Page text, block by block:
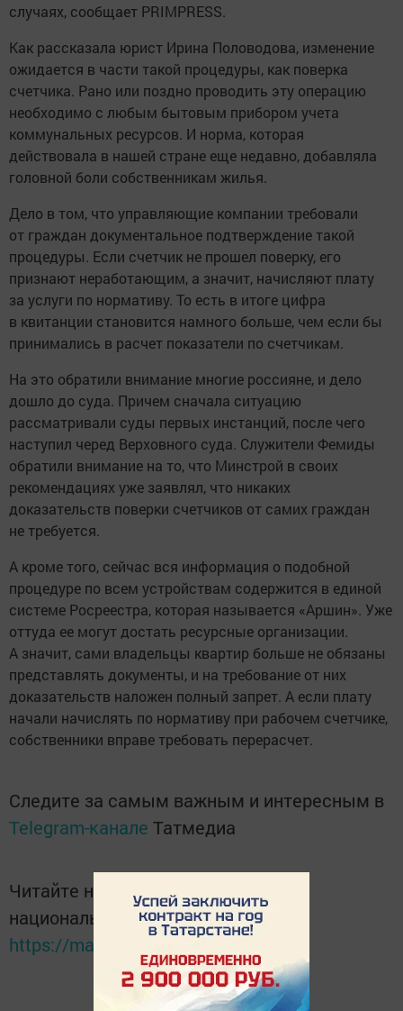
случаях, сообщает PRIMPRESS.
Как рассказала юрист Ирина Половодова, изменение
ожидается в части такой процедуры, как поверка
счетчика. Рано или поздно проводить эту операцию
необходимо с любым бытовым прибором учета
коммунальных ресурсов. И норма, которая
действовала в нашей стране еще недавно, добавляла
головной боли собственникам жилья.
Дело в том, что управляющие компании требовали
от граждан документальное подтверждение такой
процедуры. Если счетчик не прошел поверку, его
признают неработающим, а значит, начисляют плату
за услуги по нормативу. То есть в итоге цифра
в квитанции становится намного больше, чем если бы
принимались в расчет показатели по счетчикам.
На это обратили внимание многие россияне, и дело
дошло до суда. Причем сначала ситуацию
рассматривали суды первых инстанций, после чего
наступил черед Верховного суда. Служители Фемиды
обратили внимание на то, что Минстрой в своих
рекомендациях уже заявлял, что никаких
доказательств поверки счетчиков от самих граждан
не требуется.
А кроме того, сейчас вся информация о подобной
процедуре по всем устройствам содержится в единой
системе Росреестра, которая называется «Аршин». Уже
оттуда ее могут достать ресурсные организации.
А значит, сами владельцы квартир больше не обязаны
представлять документы, и на требование от них
доказательств наложен полный запрет. А если плату
начали начислять по нормативу при рабочем счетчике,
собственники вправе требовать перерасчет.
Следите за самым важным и интересным в
Telegram-канале Татмедиа
Читайте новости Татарстана в
национальном мессенджере MАХ:
https://max.ru/tatmedia